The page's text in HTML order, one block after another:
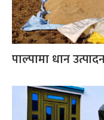
पाल्पामा धान